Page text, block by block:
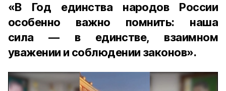
«В Год единства народов России
особенно важно помнить: наша
сила — в единстве, взаимном
уважении и соблюдении законов».